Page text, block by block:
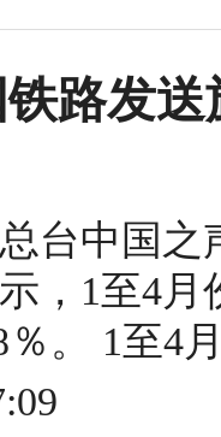
路发
台中国
，1至4月
。 1至4